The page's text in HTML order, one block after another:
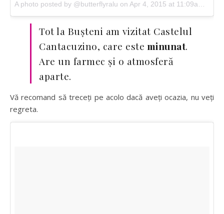
Tot la Bușteni am vizitat Castelul
Cantacuzino, care este minunat.
Are un farmec și o atmosferă
aparte.
Vă recomand să treceți pe acolo dacă aveți ocazia, nu veți
regreta.